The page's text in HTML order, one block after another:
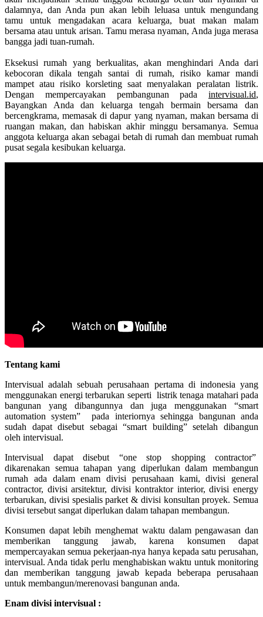
dalamnya, dan Anda pun akan lebih leluasa untuk mengundang
tamu untuk mengadakan acara keluarga, buat makan malam
bersama atau untuk arisan. Tamu merasa nyaman, Anda juga merasa
bangga jadi tuan-rumah.
Eksekusi rumah yang berkualitas, akan menghindari Anda dari
kebocoran dikala tengah santai di rumah, risiko kamar mandi
mampet atau risiko korsleting saat menyalakan peralatan listrik.
Dengan mempercayakan pembangunan pada intervisual.id,
Bayangkan Anda dan keluarga tengah bermain bersama dan
bercengkrama, memasak di dapur yang nyaman, makan bersama di
ruangan makan, dan habiskan akhir minggu bersamanya. Semua
anggota keluarga akan sebagai betah di rumah dan membuat rumah
pusat segala kesibukan keluarga.
Tentang kami
Intervisual adalah sebuah perusahaan pertama di indonesia yang
menggunakan energi terbarukan seperti listrik tenaga matahari pada
bangunan yang dibangunnya dan juga menggunakan “smart
automation system” pada interiornya sehingga bangunan anda
sudah dapat disebut sebagai “smart building” setelah dibangun
oleh intervisual.
Intervisual dapat disebut “one stop shopping contractor”
dikarenakan semua tahapan yang diperlukan dalam membangun
rumah ada dalam enam divisi perusahaan kami, divisi general
contractor, divisi arsitektur, divisi kontraktor interior, divisi energy
terbarukan, divisi spesialis parket & divisi konsultan proyek. Semua
divisi tersebut sangat diperlukan dalam tahapan membangun.
Konsumen dapat lebih menghemat waktu dalam pengawasan dan
memberikan tanggung jawab, karena konsumen dapat
mempercayakan semua pekerjaan-nya hanya kepada satu perusahan,
intervisual. Anda tidak perlu menghabiskan waktu untuk monitoring
dan memberikan tanggung jawab kepada beberapa perusahaan
untuk membangun/merenovasi bangunan anda.
Enam divisi intervisual :